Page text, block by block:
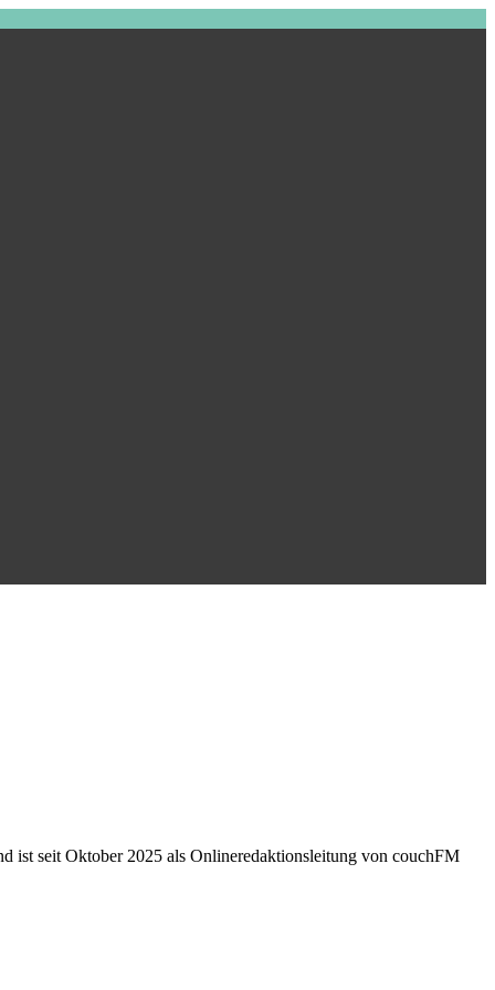
ist seit Oktober 2025 als Onlineredaktionsleitung von couchFM